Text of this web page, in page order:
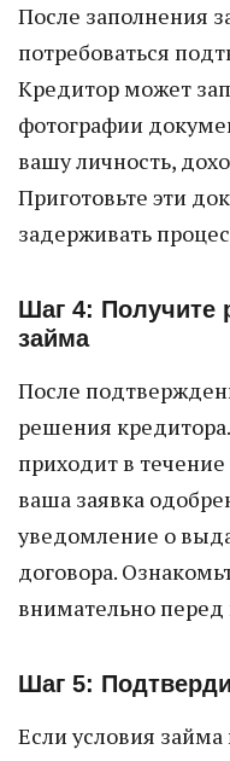
После заполнения
потребоваться
Кредитор может
фотографии
вашу личность,
Приготовьте эти
задерживать
Шаг 4: Получите
займа
После
решения
приходит в
ваша заявка
уведомление о
договора.
внимательно
Шаг 5:
Если условия займа